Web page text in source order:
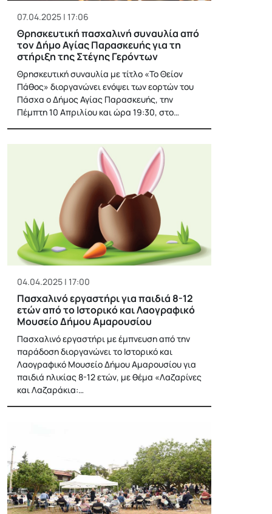
07.04.2025 | 17:06
Θρησκευτική πασχαλινή συναυλία από
τον Δήμο Αγίας Παρασκευής για τη
στήριξη της Στέγης Γερόντων
Θρησκευτική συναυλία με τίτλο «Το Θείον
Πάθος» διοργανώνει ενόψει των εορτών του
Πάσχα ο Δήμος Αγίας Παρασκευής, την
Πέμπτη 10 Απριλίου και ώρα 19:30, στο…
04.04.2025 | 17:00
Πασχαλινό εργαστήρι για παιδιά 8-12
ετών από το Ιστορικό και Λαογραφικό
Μουσείο Δήμου Αμαρουσίου
Πασχαλινό εργαστήρι με έμπνευση από την
παράδοση διοργανώνει το Ιστορικό και
Λαογραφικό Μουσείο Δήμου Αμαρουσίου για
παιδιά ηλικίας 8-12 ετών, με θέμα «Λαζαρίνες
και Λαζαράκια:…